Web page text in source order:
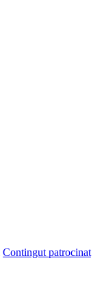
Contingut patrocinat